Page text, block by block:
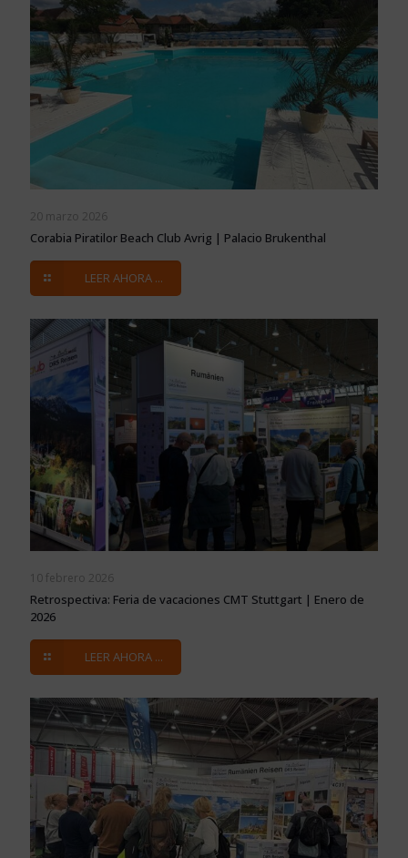
20 marzo 2026
Corabia Piratilor Beach Club Avrig | Palacio Brukenthal
LEER AHORA ...
10 febrero 2026
Retrospectiva: Feria de vacaciones CMT Stuttgart | Enero de
2026
LEER AHORA ...